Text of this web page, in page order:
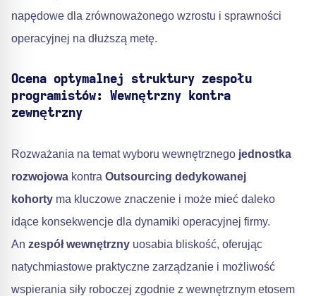
napędowe dla zrównoważonego wzrostu i sprawności
operacyjnej na dłuższą metę.
Ocena optymalnej struktury zespołu
programistów: Wewnętrzny kontra
zewnętrzny
Rozważania na temat wyboru wewnętrznego jednostka
rozwojowa kontra Outsourcing dedykowanej
kohorty ma kluczowe znaczenie i może mieć daleko
idące konsekwencje dla dynamiki operacyjnej firmy.
An zespół wewnętrzny uosabia bliskość, oferując
natychmiastowe praktyczne zarządzanie i możliwość
wspierania siły roboczej zgodnie z wewnętrznym etosem